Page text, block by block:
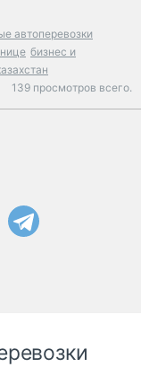
автоперевозки
бизнес и
139 просмотров всего.